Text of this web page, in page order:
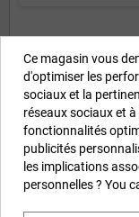
Informations
EYAROC
Appelez-nous
Ce magasin vous
d'optimiser les
sociaux et la
réseaux sociaux et
fonctionnalités
publicités
les implications
personnelles ? You